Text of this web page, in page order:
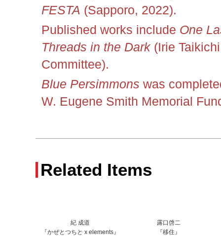
FESTA (Sapporo, 2022).
Published works include One
Threads in the Dark(Irie
Committee).
Blue Persimmons was
W. Eugene Smith Memorial
Related Items
‪紀 成道‬
『かぜとつちと x elements』
露口啓二
『移住』